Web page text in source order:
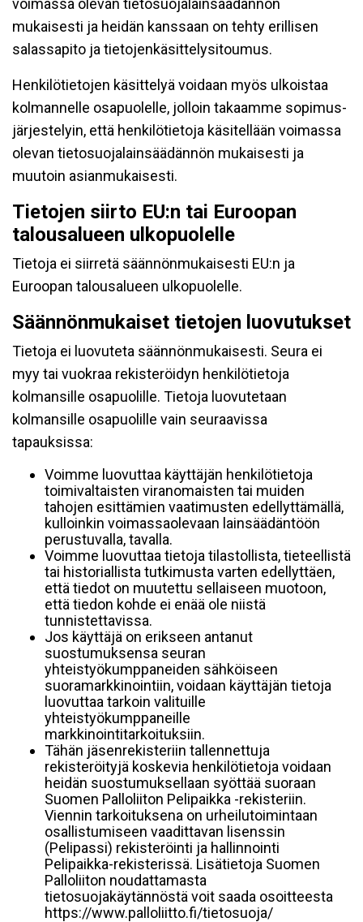
voimassa olevan tietosuojalainsäädännön
mukaisesti ja heidän kanssaan on tehty erillisen
salassapito ja tietojenkäsittelysitoumus.
Henkilötietojen käsittelyä voidaan myös ulkoistaa
kolmannelle osapuolelle, jolloin takaamme sopimus-
järjestelyin, että henkilötietoja käsitellään voimassa
olevan tietosuojalainsäädännön mukaisesti ja
muutoin asianmukaisesti.
Tietojen siirto EU:n tai Euroopan
talousalueen ulkopuolelle
Tietoja ei siirretä säännönmukaisesti EU:n ja
Euroopan talousalueen ulkopuolelle.
Säännönmukaiset tietojen luovutukset
Tietoja ei luovuteta säännönmukaisesti. Seura ei
myy tai vuokraa rekisteröidyn henkilötietoja
kolmansille osapuolille. Tietoja luovutetaan
kolmansille osapuolille vain seuraavissa
tapauksissa:
Voimme luovuttaa käyttäjän henkilötietoja
toimivaltaisten viranomaisten tai muiden
tahojen esittämien vaatimusten edellyttämällä,
kulloinkin voimassaolevaan lainsäädäntöön
perustuvalla, tavalla.
Voimme luovuttaa tietoja tilastollista, tieteellistä
tai historiallista tutkimusta varten edellyttäen,
että tiedot on muutettu sellaiseen muotoon,
että tiedon kohde ei enää ole niistä
tunnistettavissa.
Jos käyttäjä on erikseen antanut
suostumuksensa seuran
yhteistyökumppaneiden sähköiseen
suoramarkkinointiin, voidaan käyttäjän tietoja
luovuttaa tarkoin valituille
yhteistyökumppaneille
markkinointitarkoituksiin.
Tähän jäsenrekisteriin tallennettuja
rekisteröityjä koskevia henkilötietoja voidaan
heidän suostumuksellaan syöttää suoraan
Suomen Palloliiton Pelipaikka -rekisteriin.
Viennin tarkoituksena on urheilutoimintaan
osallistumiseen vaadittavan lisenssin
(Pelipassi) rekisteröinti ja hallinnointi
Pelipaikka-rekisterissä. Lisätietoja Suomen
Palloliiton noudattamasta
tietosuojakäytännöstä voit saada osoitteesta
https://www.palloliitto.fi/tietosuoja/